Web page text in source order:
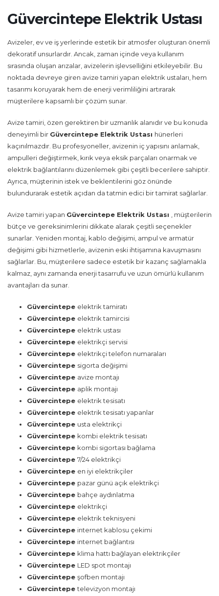
Güvercintepe Elektrik Ustası
Avizeler, ev ve iş yerlerinde estetik bir atmosfer oluşturan önemli
dekoratif unsurlardır. Ancak, zaman içinde veya kullanım
sırasında oluşan arızalar, avizelerin işlevselliğini etkileyebilir. Bu
noktada devreye giren avize tamiri yapan elektrik ustaları, hem
tasarımı koruyarak hem de enerji verimliliğini artırarak
müşterilere kapsamlı bir çözüm sunar.
Avize tamiri, özen gerektiren bir uzmanlık alanıdır ve bu konuda
deneyimli bir Güvercintepe Elektrik Ustası hünerleri
kaçınılmazdır. Bu profesyoneller, avizenin iç yapısını anlamak,
ampulleri değiştirmek, kırık veya eksik parçaları onarmak ve
elektrik bağlantılarını düzenlemek gibi çeşitli becerilere sahiptir.
Ayrıca, müşterinin istek ve beklentilerini göz önünde
bulundurarak estetik açıdan da tatmin edici bir tamirat sağlarlar.
Avize tamiri yapan Güvercintepe Elektrik Ustası
, müşterilerin
bütçe ve gereksinimlerini dikkate alarak çeşitli seçenekler
sunarlar. Yeniden montaj, kablo değişimi, ampul ve armatür
değişimi gibi hizmetlerle, avizenin eski ihtişamına kavuşmasını
sağlarlar. Bu, müşterilere sadece estetik bir kazanç sağlamakla
kalmaz, aynı zamanda enerji tasarrufu ve uzun ömürlü kullanım
avantajları da sunar.
Güvercintepe elektrik tamiratı
Güvercintepe elektrik tamircisi
Güvercintepe elektrik ustası
Güvercintepe elektrikçi servisi
Güvercintepe elektrikçi telefon numaraları
Güvercintepe sigorta değişimi
Güvercintepe avize montajı
Güvercintepe aplik montajı
Güvercintepe elektrik tesisatı
Güvercintepe elektrik tesisatı yapanlar
Güvercintepe usta elektrikçi
Güvercintepe kombi elektrik tesisatı
Güvercintepe kombi sigortası bağlama
Güvercintepe 7/24 elektrikçi
Güvercintepe en iyi elektrikçiler
Güvercintepe pazar günü açık elektrikçi
Güvercintepe bahçe aydınlatma
Güvercintepe elektrikçi
Güvercintepe elektrik teknisyeni
Güvercintepe internet kablosu çekimi
Güvercintepe internet bağlantısı
Güvercintepe klima hattı bağlayan elektrikçiler
Güvercintepe LED spot montajı
Güvercintepe şofben montajı
Güvercintepetelevizyon montajı